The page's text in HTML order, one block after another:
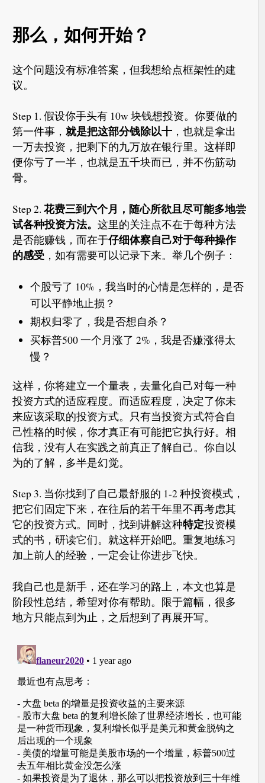
那么，如何开始？
这个问题没有标准答案，但我想给点框架性的建
议。
Step 1. 假设你手头有 10w 块钱想投资。你要做的
第一件事， 就是把这部分钱除以十，也就是拿出
一万去投资，把剩下的九万放在银行里。这样即
便你亏了一半，也就是五千块而已，并不伤筋动
骨。
Step 2. 花费三到六个月，随心所欲且尽可能多地尝
试各种投资方法。 这里的关注点不在于每种方法
是否能赚钱，而在于仔细体察自己对于每种操作
的感受，如有需要可以记录下来。举几个例子：
个股亏了 10%，我当时的心情是怎样的，是否
可以平静地止损？
期权归零了，我是否想自杀？
买标普500 一个月涨了 2%，我是否嫌涨得太
慢？
这样，你将建立一个量表，去量化自己对每一种
投资方式的适应程度。而适应程度，决定了你未
来应该采取的投资方式。只有当投资方式符合自
己性格的时候，你才真正有可能把它执行好。相
信我，没有人在实践之前真正了解自己。你自以
为的了解，多半是幻觉。
Step 3. 当你找到了自己最舒服的 1-2 种投资模式，
把它们固定下来，在往后的若干年里不再考虑其
它的投资方式。同时，找到讲解这种特定投资模
式的书，研读它们。就这样开始吧。重复地练习
加上前人的经验，一定会让你进步飞快。
我自己也是新手，还在学习的路上，本文也算是
阶段性总结，希望对你有帮助。限于篇幅，很多
地方只能点到为止，之后想到了再展开写。